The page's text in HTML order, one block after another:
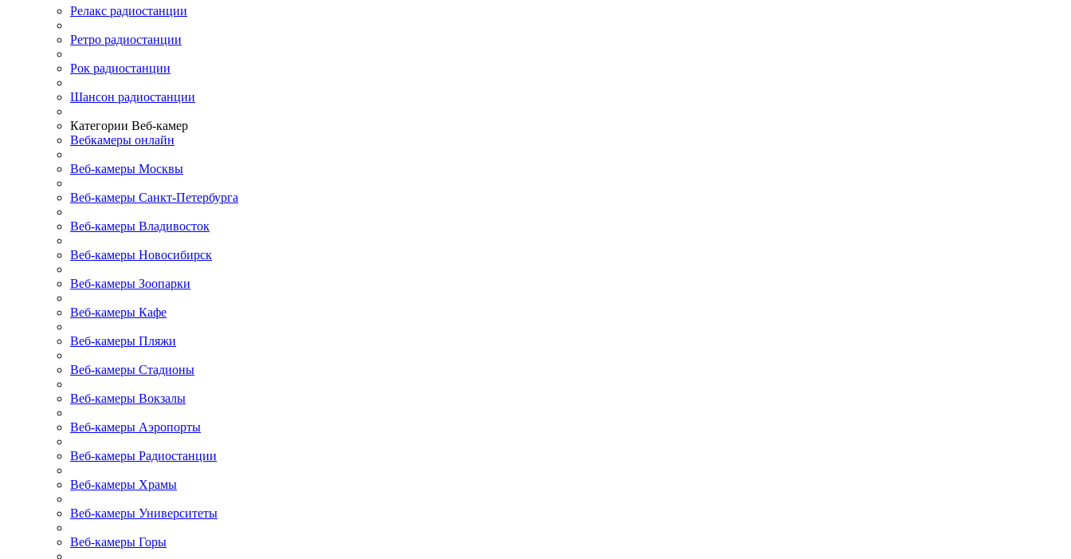
Релакс радиостанции
Ретро радиостанции
Рок радиостанции
Шансон радиостанции
Категории Веб-камер
Вебкамеры онлайн
Веб-камеры Москвы
Веб-камеры Санкт-Петербурга
Веб-камеры Владивосток
Веб-камеры Новосибирск
Веб-камеры Зоопарки
Веб-камеры Кафе
Веб-камеры Пляжи
Веб-камеры Стадионы
Веб-камеры Вокзалы
Веб-камеры Аэропорты
Веб-камеры Радиостанции
Веб-камеры Храмы
Веб-камеры Университеты
Веб-камеры Горы